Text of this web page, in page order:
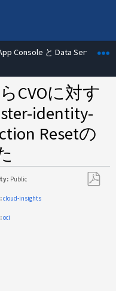
/折りたたむ
Console と Data Services
CVOに対す
identity-
Resetの
Public
cloud-insights
oci